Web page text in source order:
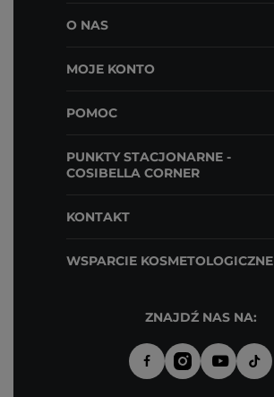
O NAS
MOJE KONTO
POMOC
PUNKTY STACJONARNE -
COSIBELLA CORNER
KONTAKT
WSPARCIE KOSMETOLOGICZNE
ZNAJDŹ NAS NA: